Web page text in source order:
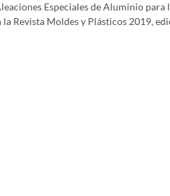
Especiales de Aluminio para
Revista Moldes y Plásticos 2019,